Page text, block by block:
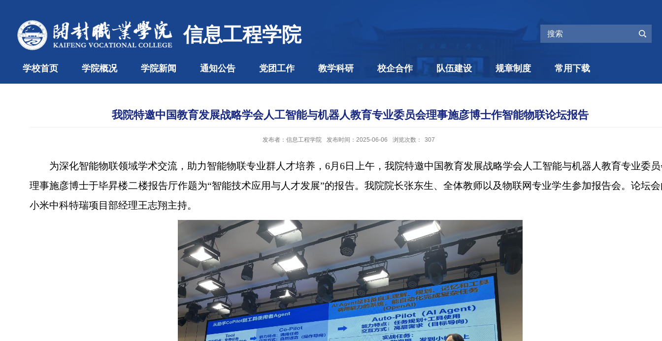
信息工程学院
学校首页 学院概况 学院新闻 通知公告 党团工作 教学科研 校企合作 队伍建设 规章制度 常用下载
我院特邀中国教育发展战略学会人工智能与机器人教育专业委员会理事施彦博士作智能物联论坛报告
发布者：信息工程学院 发布时间：2025-06-06 浏览次数： 307
为深化智能物联领域学术交流，助力智能物联专业群人才培养，6月6日上午，我院特邀中国教育发展战略学会人工智能与机器人教育专业委
理事施彦博士于毕昇楼二楼报告厅作题为“智能技术应用与人才发展”的报告。我院院长张东生、全体教师以及物联网专业学生参加报告会。论坛
小米中科特瑞项目部经理王志翔主持。